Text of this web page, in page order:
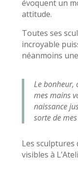
évoquent un
attitude.
Toutes ses
incroyable
néanmoins
Le bonheur,
mes mains
naissance
sorte de
Les sculptures
visibles à